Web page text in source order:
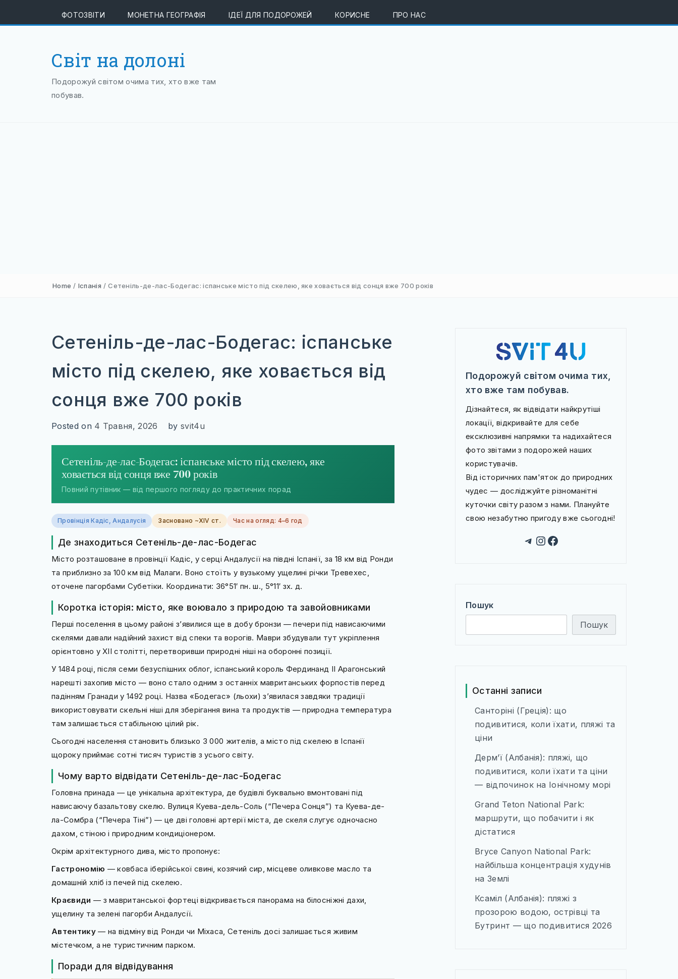
ФОТОЗВІТИ МОНЕТНА ГЕОГРАФІЯ ІДЕЇ ДЛЯ ПОДОРОЖЕЙ КОРИСНЕ ПРО НАС
Світ на долоні
Подорожуй світом очима тих, хто вже там
побував.
Home / Іспанія / Сетеніль-де-лас-Бодегас: іспанське місто під скелею, яке ховається від сонця вже 700 років
Сетеніль-де-лас-Бодегас: іспанське
місто під скелею, яке ховається від
сонця вже 700 років
Posted on 4 Травня, 2026 by svit4u
Сетеніль-де-лас-Бодегас: іспанське місто під скелею, яке
ховається від сонця вже 700 років
Повний путівник — від першого погляду до практичних порад
Провінція Кадіс, Андалусія Засновано ~XIV ст. Час на огляд: 4–6 год
Де знаходиться Сетеніль-де-лас-Бодегас
Місто розташоване в провінції Кадіс, у серці Андалусії на півдні Іспанії, за 18 км від Ронди
та приблизно за 100 км від Малаги. Воно стоїть у вузькому ущелині річки Тревехес,
оточене пагорбами Субетіки. Координати: 36°51′ пн. ш., 5°11′ зх. д.
Коротка історія: місто, яке воювало з природою та завойовниками
Перші поселення в цьому районі з’явилися ще в добу бронзи — печери під нависаючими
скелями давали надійний захист від спеки та ворогів. Маври збудували тут укріплення
орієнтовно у XII столітті, перетворивши природні ніші на оборонні позиції.
У 1484 році, після семи безуспішних облог, іспанський король Фердинанд II Арагонський
нарешті захопив місто — воно стало одним з останніх мавританських форпостів перед
падінням Гранади у 1492 році. Назва «Бодегас» (льохи) з’явилася завдяки традиції
використовувати скельні ніші для зберігання вина та продуктів — природна температура
там залишається стабільною цілий рік.
Сьогодні населення становить близько 3 000 жителів, а місто під скелею в Іспанії
щороку приймає сотні тисяч туристів з усього світу.
Чому варто відвідати Сетеніль-де-лас-Бодегас
Головна принада — це унікальна архітектура, де будівлі буквально вмонтовані під
нависаючу базальтову скелю. Вулиця Куева-дель-Соль (“Печера Сонця”) та Куева-де-
ла-Сомбра (“Печера Тіні”) — це дві головні артерії міста, де скеля слугує одночасно
дахом, стіною і природним кондиціонером.
Окрім архітектурного дива, місто пропонує:
Гастрономію — ковбаса іберійської свині, козячий сир, місцеве оливкове масло та
домашній хліб із печей під скелею.
Краєвиди — з мавританської фортеці відкривається панорама на білосніжні дахи,
ущелину та зелені пагорби Андалусії.
Автентику— на відміну від Ронди чи Міхаса, Сетеніль досі залишається живим
містечком, а не туристичним парком.
Поради для відвідування
Подорожуй світом очима тих,
хто вже там побував.
Дізнайтеся, як відвідати найкрутіші
локації, відкривайте для себе
ексклюзивні напрямки та надихайтеся
фото звітами з подорожей наших
користувачів.
Від історичних пам'яток до природних
чудес — досліджуйте різноманітні
куточки світу разом з нами. Плануйте
свою незабутню пригоду вже сьогодні!
Telegram
Instagram
Facebook
Пошук
Пошук
Останні записи
Санторіні (Греція): що
подивитися, коли їхати, пляжі та
ціни
Дерм’ї (Албанія): пляжі, що
подивитися, коли їхати та ціни
— відпочинок на Іонічному морі
Grand Teton National Park:
маршрути, що побачити і як
дістатися
Bryce Canyon National Park:
найбільша концентрація худунів
на Землі
Ксаміл (Албанія): пляжі з
прозорою водою, острівці та
Бутринт — що подивитися 2026